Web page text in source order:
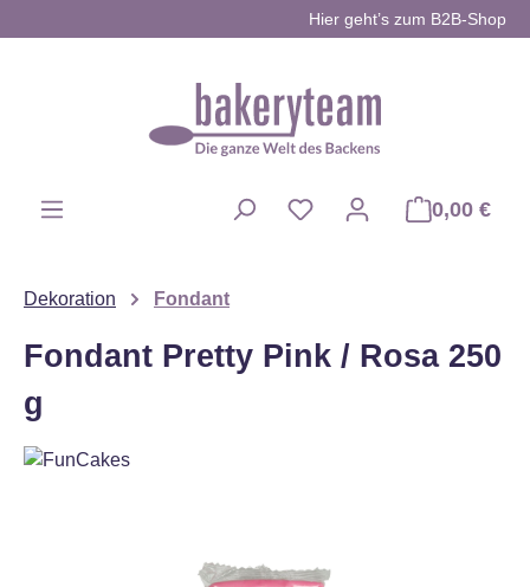
Hier geht’s zum B2B-Shop
0,00 €
Dekoration Fondant
Fondant Pretty Pink / Rosa 250
g